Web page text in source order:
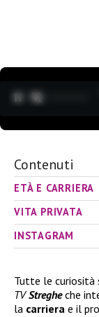
Contenuti
ETÀ E CARRIERA
VITA PRIVATA
INSTAGRAM
Tutte le curiosità
TVStregheche
la carriera e il